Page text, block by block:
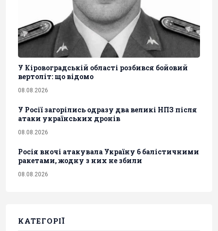
У Кіровоградській області розбився бойовий
вертоліт: що відомо
08.08.2026
У Росії загорілись одразу два великі НПЗ після
атаки українських дронів
08.08.2026
Росія вночі атакувала Україну 6 балістичними
ракетами, жодну з них не збили
08.08.2026
КАТЕГОРІЇ